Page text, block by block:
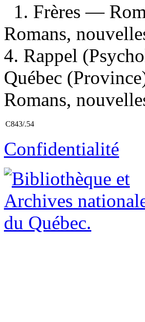
1. Frères —
Romans,
4. Rappel
Québec
Romans,
C843/.54
Confidentialité